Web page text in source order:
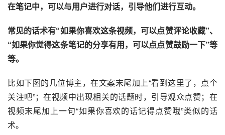
在笔记中，可以与用户进行对话，引导他们进行互动。
常见的话术有“如果你喜欢这条视频，可以点赞评论收藏”、
“如果你觉得这条笔记的分享有用，可以点点赞鼓励一下”等
等。
比如下图的几位博主，在文案末尾加上“看到这里了，点个
关注吧”；在视频中出现相关的话题时，引导观众点赞；在
视频末尾加上一句“如果你喜欢的话记得点赞哦”类似的话
术。